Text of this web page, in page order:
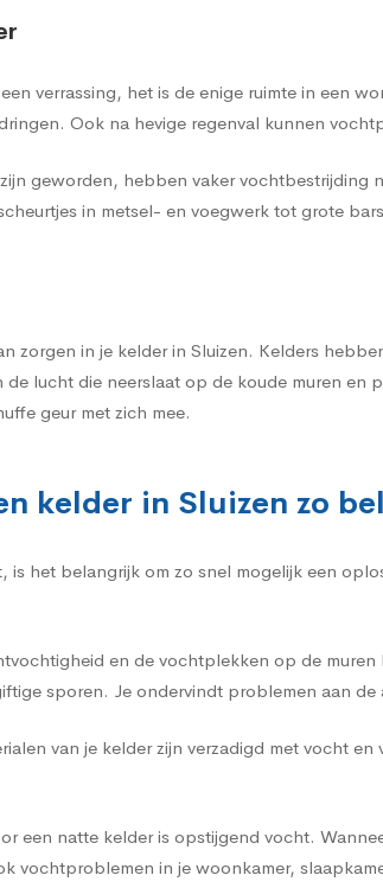
verrassing, het is de enige ruimte in een
Ook na hevige regenval kunnen
geworden, hebben vaker vochtbestrijding
in metsel- en voegwerk tot grote
zorgen in je kelder in Sluizen. Kelders
lucht die neerslaat op de koude muren
geur met zich mee.
kelder in Sluizen zo
het belangrijk om zo snel mogelijk een
en de vochtplekken op de
sporen. Je ondervindt problemen aan
van je kelder zijn verzadigd met vocht
een natte kelder is opstijgend vocht.
vochtproblemen in je woonkamer,